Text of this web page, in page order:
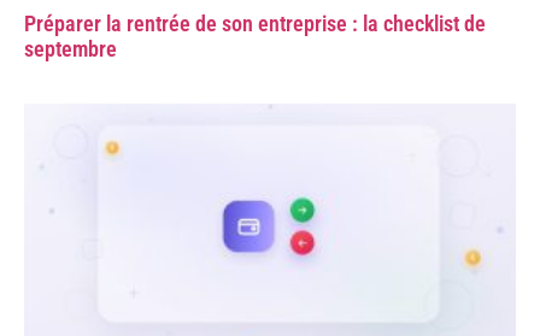
Préparer la rentrée de son entreprise : la checklist de
septembre